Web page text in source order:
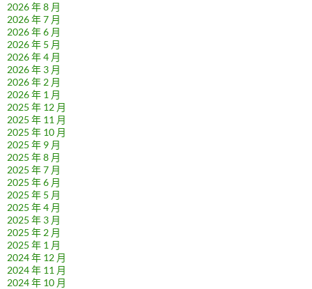
2026 年 8 月
2026 年 7 月
2026 年 6 月
2026 年 5 月
2026 年 4 月
2026 年 3 月
2026 年 2 月
2026 年 1 月
2025 年 12 月
2025 年 11 月
2025 年 10 月
2025 年 9 月
2025 年 8 月
2025 年 7 月
2025 年 6 月
2025 年 5 月
2025 年 4 月
2025 年 3 月
2025 年 2 月
2025 年 1 月
2024 年 12 月
2024 年 11 月
2024 年 10 月